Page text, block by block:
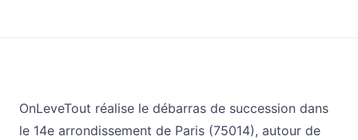
OnLeveTout réalise le débarras de succession dans
le 14e arrondissement de Paris (75014), autour de